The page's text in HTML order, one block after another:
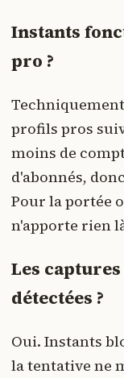
Instants
pro ?
profils pros
moins de
d'abonnés,
Pour la portée
n'apporte rien
Les
détectées ?
Oui. Instants
la tentative ne